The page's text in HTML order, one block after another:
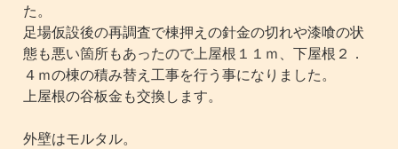
た。
足場仮設後の再調査で棟押えの針金の切れや漆喰の状
態も悪い箇所もあったので上屋根１１ｍ、下屋根２．
４ｍの棟の積み替え工事を行う事になりました。
上屋根の谷板金も交換します。
外壁はモルタル。